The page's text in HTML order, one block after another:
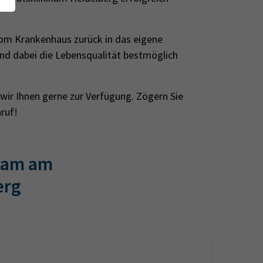
Krankenhaus zurück in das eigene
dabei die Lebensqualität bestmöglich
Ihnen gerne zur Verfügung. Zögern Sie
am